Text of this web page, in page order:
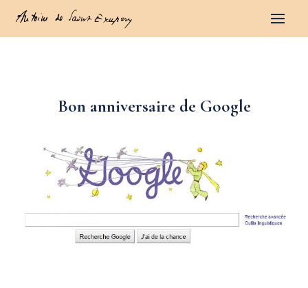
Bon anniversaire de Google